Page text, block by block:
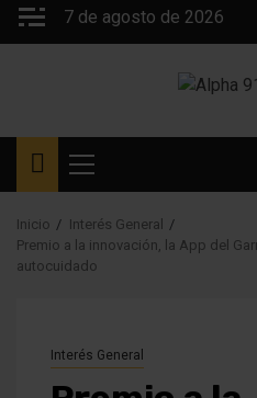
Saltar
7 de agosto de 2026
Menú
principal
Inicio
Interés General
Premio a la innovación, la App del
autocuidado
Interés General